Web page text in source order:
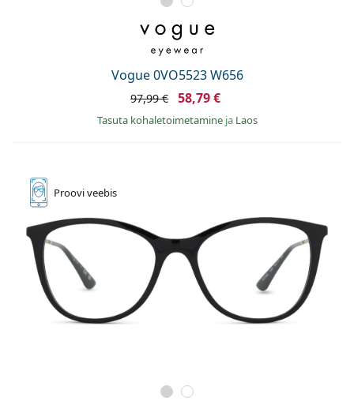
Vogue 0VO5523 W656
97,99 € 58,79 €
Tasuta kohaletoimetamine ja Laos
Prooviveebis